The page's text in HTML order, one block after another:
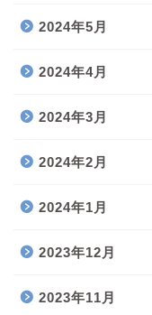
2024年5月
2024年4月
2024年3月
2024年2月
2024年1月
2023年12月
2023年11月